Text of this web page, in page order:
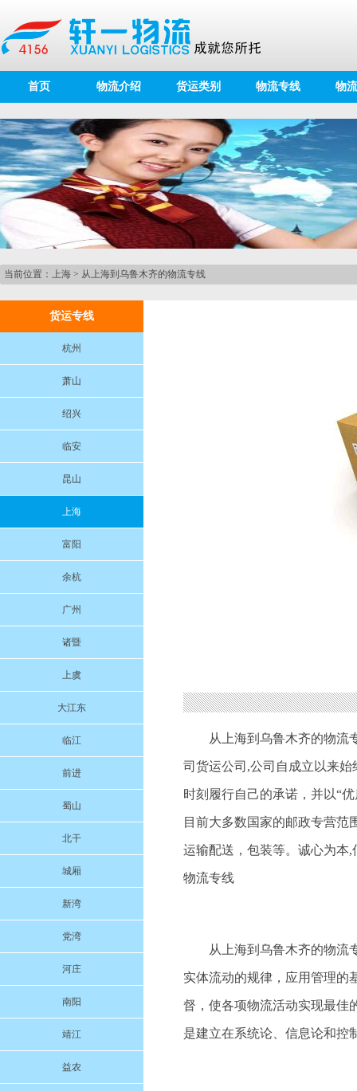
首页 物流介绍 货运类别 物流专线 物
当前位置： 上海 > 从上海到乌鲁木齐的物流专线
货运专线
杭州
萧山
绍兴
临安
昆山
上海
富阳
余杭
广州
诸暨
上虞
大江东
临江
前进
蜀山
北干
城厢
新湾
党湾
河庄
南阳
靖江
益农
从上海到乌鲁木齐的物流
司货运公司,公司自成立以来
时刻履行自己的承诺，并以“
目前大多数国家的邮政专营范
运输配送，包装等。诚心为本
物流专线
从上海到乌鲁木齐的物流
实体流动的规律，应用管理的
督，使各项物流活动实现最佳
是建立在系统论、信息论和控